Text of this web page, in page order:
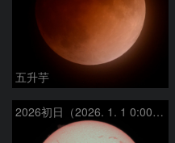
五升芋
2026初日（2026. 1. 1 0:00UTC）